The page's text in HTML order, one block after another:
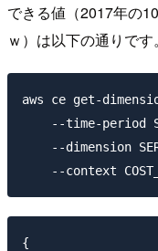
できる値（2017年の
ｗ）は以下の通りです。
aws ce get-
--time-period
--dimension
{